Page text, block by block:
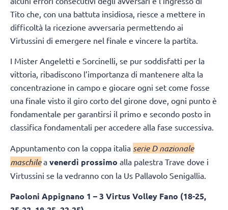
Tito che, con una battuta insidiosa, riesce a mettere in
difficoltà la ricezione avversaria permettendo ai
Virtussini di emergere nel finale e vincere la partita.
I Mister Angeletti e Sorcinelli, se pur soddisfatti per la
vittoria, ribadiscono l’importanza di mantenere alta la
concentrazione in campo e giocare ogni set come fosse
una finale visto il giro corto del girone dove, ogni punto è
fondamentale per garantirsi il primo e secondo posto in
classifica fondamentali per accedere alla fase successiva.
Appuntamento con la coppa italia serie D nazionale
maschilea venerdì prossimo alla palestra Trave dove i
Virtussini se la vedranno con la Us Pallavolo Senigallia.
Paoloni Appignano 1 – 3 Virtus Volley Fano (18-25,